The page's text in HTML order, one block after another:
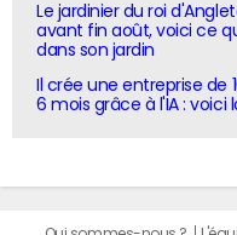
Le jardinier du roi
avant fin août, voici ce
dans son jardin
Il crée une entreprise de
6 mois grâce à l'IA : voici